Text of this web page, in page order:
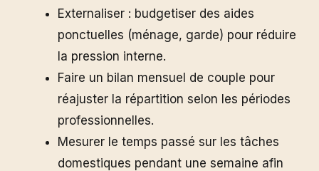
Externaliser : budgetiser des aides
ponctuelles (ménage, garde) pour réduire
la pression interne.
Faire un bilan mensuel de couple pour
réajuster la répartition selon les périodes
professionnelles.
Mesurer le temps passé sur les tâches
domestiques pendant une semaine afin